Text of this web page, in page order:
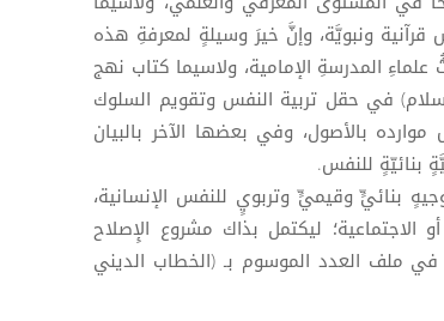
ونبويَّة، وإنَّ خيرَ وسيلةٍ لمعرفةِ هذه
المدرسةِ الإمامية، ولاسيما كتاب نهج
في حقل تربية النفس وتقويم السلوك
بالأصول، وفي بعضها الآخر بالبيان
بنائيّةٍ للنفس.
بنائيٍّ وقيميٍّ وتربويٍ للنفس الإنسانية،
الاجتماعية؛ ليكتمل بذاك مشروع الإِصلاح
في ملف العدد الموسوم بـ (الخطاب الديني